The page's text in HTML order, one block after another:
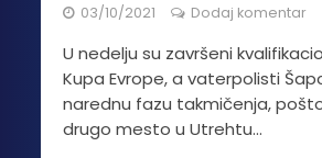
03/10/2021 Dodaj komentar
U nedelju su završeni
Kupa Evrope, a vaterpolisti
narednu fazu takmičenja,
drugo mesto u Utrehtu...